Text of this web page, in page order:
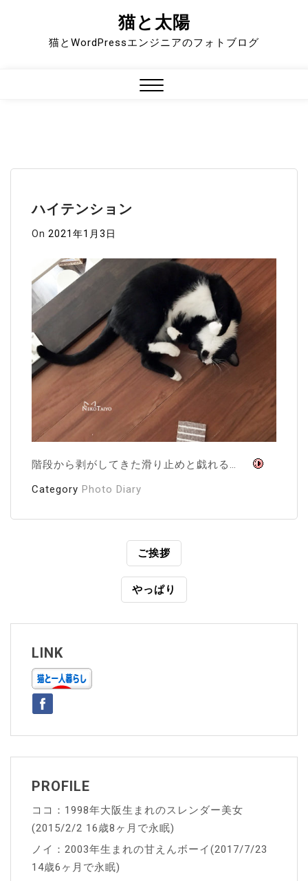
猫と太陽
猫とWordPressエンジニアのフォトブログ
ハイテンション
On 2021年1月3日
階段から剥がしてきた滑り止めと戯れる…
Category Photo Diary
ビ
ゲ
ー
シ
ョ
ン
ご挨拶
やっぱり
LINK
PROFILE
ココ：1998年大阪生まれのスレンダー美女
(2015/2/2 16歳8ヶ月で永眠)
ノイ：2003年生まれの甘えんボーイ(2017/7/23
14歳6ヶ月で永眠)